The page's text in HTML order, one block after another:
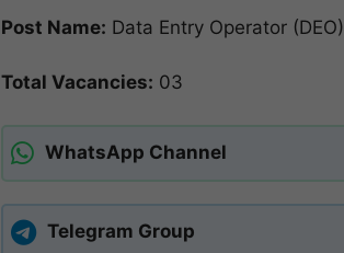
Post Name: Data Entry Operator (DEO)
Total Vacancies: 03
WhatsApp Channel
Telegram Group